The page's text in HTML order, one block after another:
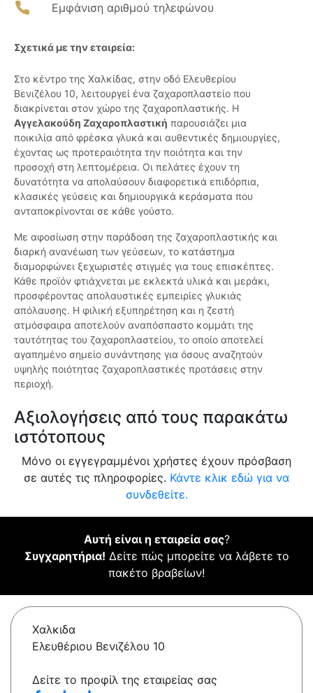
Εμφάνιση αριθμού τηλεφώνου
Σχετικά με την εταιρεία:
Στο κέντρο της Χαλκίδας, στην οδό Ελευθερίου
Βενιζέλου 10, λειτουργεί ένα ζαχαροπλαστείο που
διακρίνεται στον χώρο της ζαχαροπλαστικής. Η
Αγγελακούδη Ζαχαροπλαστική παρουσιάζει μια
ποικιλία από φρέσκα γλυκά και αυθεντικές δημιουργίες,
έχοντας ως προτεραιότητα την ποιότητα και την
προσοχή στη λεπτομέρεια. Οι πελάτες έχουν τη
δυνατότητα να απολαύσουν διαφορετικά επιδόρπια,
κλασικές γεύσεις και δημιουργικά κεράσματα που
ανταποκρίνονται σε κάθε γούστο.
Με αφοσίωση στην παράδοση της ζαχαροπλαστικής και
διαρκή ανανέωση των γεύσεων, το κατάστημα
διαμορφώνει ξεχωριστές στιγμές για τους επισκέπτες.
Κάθε προϊόν φτιάχνεται με εκλεκτά υλικά και μεράκι,
προσφέροντας απολαυστικές εμπειρίες γλυκιάς
απόλαυσης. Η φιλική εξυπηρέτηση και η ζεστή
ατμόσφαιρα αποτελούν αναπόσπαστο κομμάτι της
ταυτότητας του ζαχαροπλαστείου, το οποίο αποτελεί
αγαπημένο σημείο συνάντησης για όσους αναζητούν
υψηλής ποιότητας ζαχαροπλαστικές προτάσεις στην
περιοχή.
Αξιολογήσεις από τους παρακάτω
ιστότοπους
Μόνο οι εγγεγραμμένοι χρήστες έχουν πρόσβαση
σε αυτές τις πληροφορίες. Κάντε κλικ εδώ για να
συνδεθείτε.
Αυτή είναι η εταιρεία σας?
Συγχαρητήρια! Δείτε πώς μπορείτε να λάβετε το
πακέτο βραβείων!
Χαλκιδα
Ελευθέριου Βενιζέλου 10
Δείτε το προφίλ της εταιρείας σας